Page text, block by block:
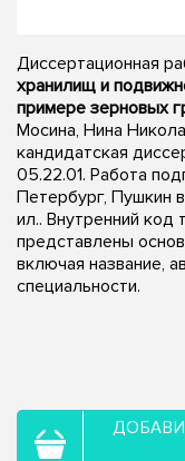
Диссертационная
хранилищ и
примере зерновых
Мосина, Нина
кандидатская
05.22.01. Работа
Петербург, Пушкин
ил.. Внутренний код
представлены
включая название,
специальности.